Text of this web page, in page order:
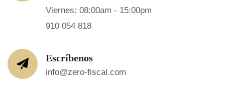
Viernes: 08:00am - 15:00pm
910 054 818
Escríbenos
info@zero-fiscal.com